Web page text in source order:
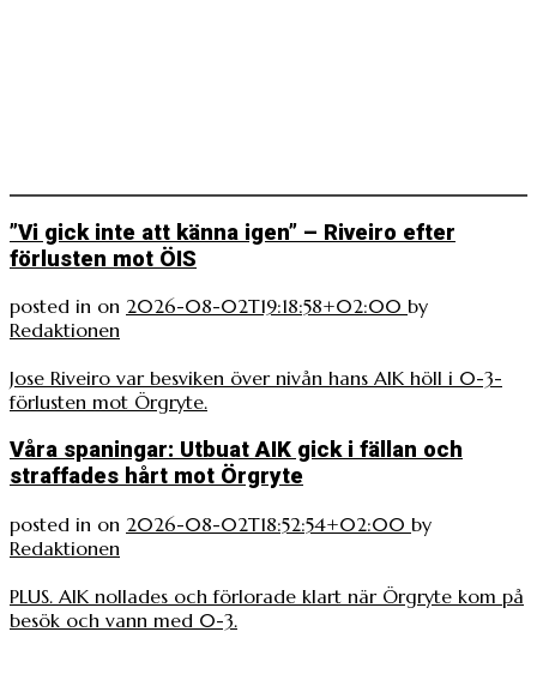
”Vi gick inte att känna igen” – Riveiro efter
förlusten mot ÖIS
posted in on 2026-08-02T19:18:58+02:00 by
Redaktionen
Jose Riveiro var besviken över nivån hans AIK höll i 0-3-
förlusten mot Örgryte.
Våra spaningar: Utbuat AIK gick i fällan och
straffades hårt mot Örgryte
posted in on 2026-08-02T18:52:54+02:00 by
Redaktionen
PLUS. AIK nollades och förlorade klart när Örgryte kom på
besök och vann med 0-3.